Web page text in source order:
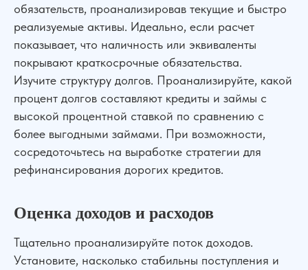
обязательств, проанализировав текущие и быстро
реализуемые активы. Идеально, если расчет
показывает, что наличность или эквиваленты
покрывают краткосрочные обязательства.
Изучите структуру долгов. Проанализируйте, какой
процент долгов составляют кредиты и займы с
высокой процентной ставкой по сравнению с
более выгодными займами. При возможности,
сосредоточьтесь на выработке стратегии для
рефинансирования дорогих кредитов.
Оценка доходов и расходов
Тщательно проанализируйте поток доходов.
Установите, насколько стабильны поступления и